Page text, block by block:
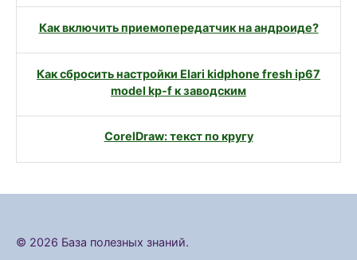
Как включить приемопередатчик на андроиде?
Как сбросить настройки Elari kidphone fresh ip67
model kp-f к заводским
CorelDraw: текст по кругу
© 2026 База полезных знаний.